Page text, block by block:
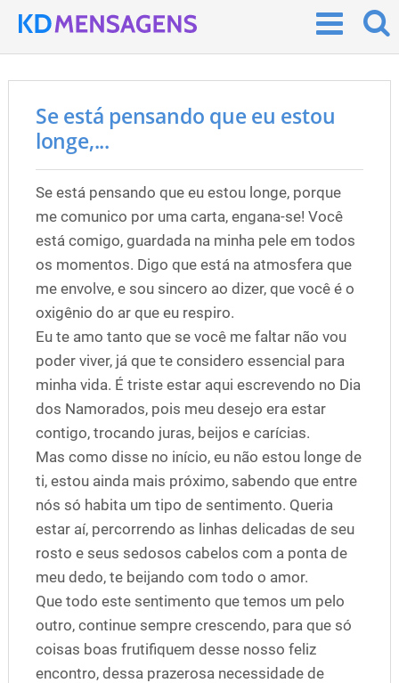
Se está pensando que eu estou
longe,...
Se está pensando que eu estou longe, porque
me comunico por uma carta, engana-se! Você
está comigo, guardada na minha pele em todos
os momentos. Digo que está na atmosfera que
me envolve, e sou sincero ao dizer, que você é o
oxigênio do ar que eu respiro.
Eu te amo tanto que se você me faltar não vou
poder viver, já que te considero essencial para
minha vida. É triste estar aqui escrevendo no Dia
dos Namorados, pois meu desejo era estar
contigo, trocando juras, beijos e carícias.
Mas como disse no início, eu não estou longe de
ti, estou ainda mais próximo, sabendo que entre
nós só habita um tipo de sentimento. Queria
estar aí, percorrendo as linhas delicadas de seu
rosto e seus sedosos cabelos com a ponta de
meu dedo, te beijando com todo o amor.
Que todo este sentimento que temos um pelo
outro, continue sempre crescendo, para que só
coisas boas frutifiquem desse nosso feliz
encontro, dessa prazerosa necessidade de